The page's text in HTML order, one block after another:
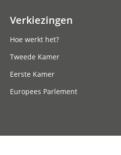
Verkiezingen
Hoe werkt het?
Tweede Kamer
Eerste Kamer
Europees Parlement